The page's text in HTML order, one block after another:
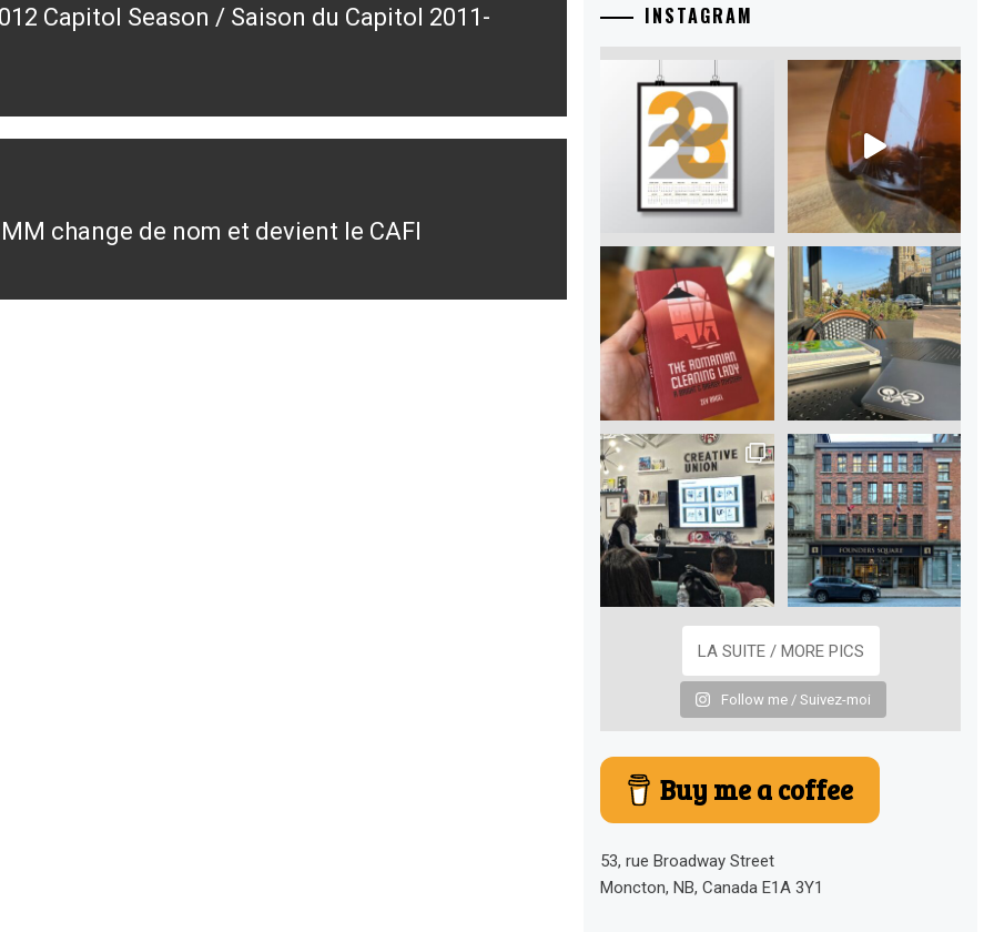
Capitol Season / Saison du Capitol 2011-
change de nom et devient le CAFI
INSTAGRAM
LA SUITE / MORE PICS
Follow me / Suivez-moi
Buy me a coffee
53, rue Broadway Street
Moncton, NB, Canada E1A 3Y1